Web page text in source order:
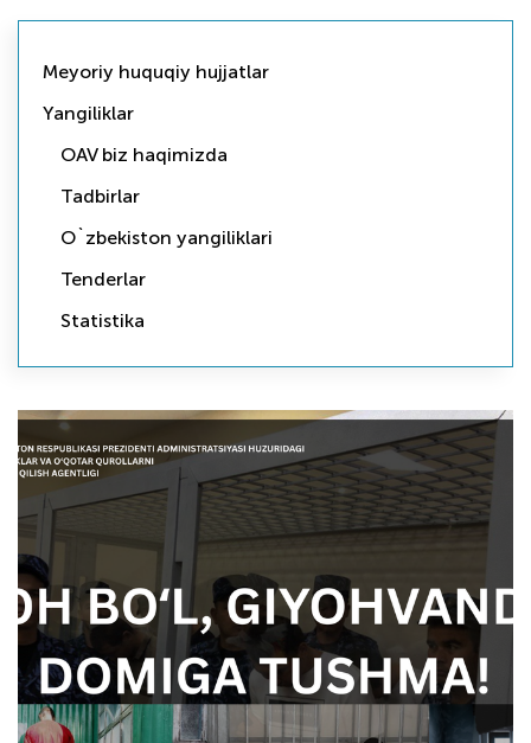
Meyoriy huquqiy hujjatlar
Yangiliklar
OAV biz haqimizda
Tadbirlar
O`zbekiston yangiliklari
Tenderlar
Statistika